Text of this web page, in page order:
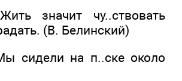
чу..ствовать
(В. Белинский)
на п..ске около